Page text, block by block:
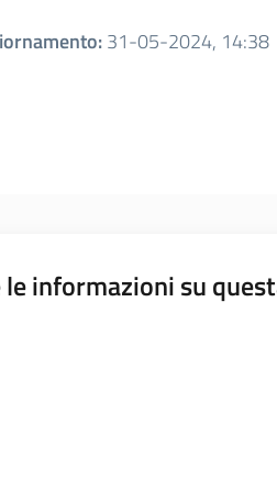
:31-05-2024, 14:38
informazioni su